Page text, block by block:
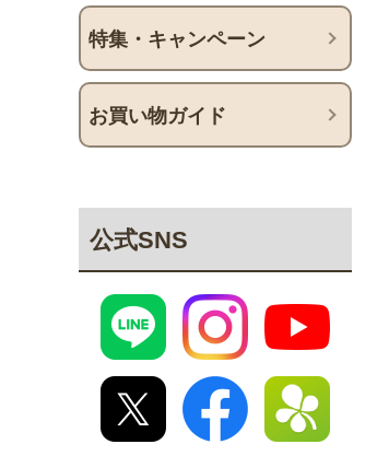
特集・キャンペーン
お買い物ガイド
公式SNS